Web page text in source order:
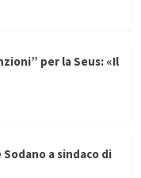
per la Seus: «Il
a sindaco di